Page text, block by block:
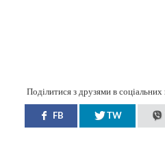
Поділитися з друзями в
FB TW